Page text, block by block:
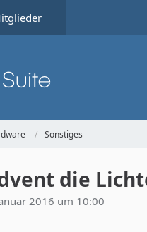
Sonstiges
die
2016 um 10:00